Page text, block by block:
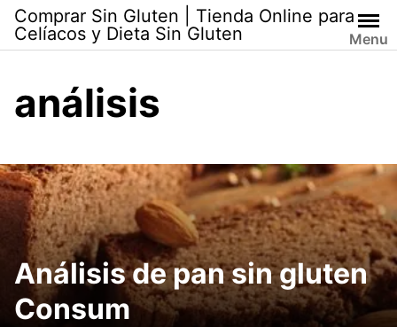
Skip
content
Comprar Sin Gluten | Tienda Online para
Celíacos y Dieta Sin Gluten
Menu
análisis
Análisis de pan sin gluten
Consum